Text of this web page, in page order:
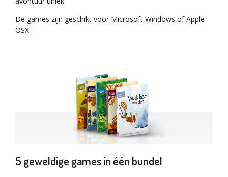
De games zijn geschikt voor Microsoft Windows of Apple
OSX.
5 geweldige games in één bundel